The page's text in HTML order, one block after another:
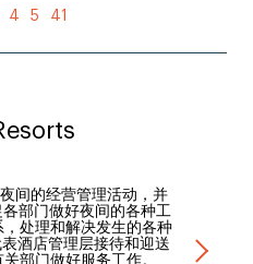
4 5 41
间的经营管理活动，并
部门做好夜间的各种工
处理和解决发生的各种
酒店管理层接待和迎送
部门做好服务工作。